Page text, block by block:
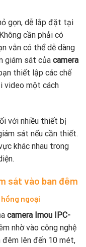
gọn, dễ lắp đặt tại
cần phải có
vẫn có thể dễ dàng
giám sát của camera
thiết lập các chế
video một cách
với nhiều thiết bị
sát nếu cần thiết.
khác nhau trong
sát vào ban đêm
ngoại
camera Imou IPC-
nhờ vào công nghệ
đêm lên đến 10 mét,